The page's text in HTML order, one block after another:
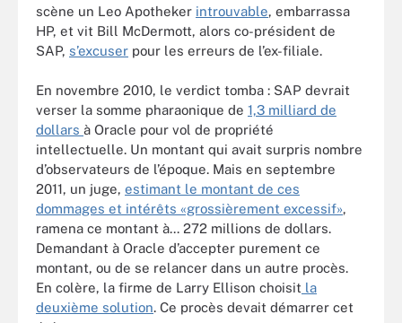
scène un Leo Apotheker introuvable, embarrassa
HP, et vit Bill McDermott, alors co-président de
SAP, s’excuser pour les erreurs de l’ex-filiale.
En novembre 2010, le verdict tomba : SAP devrait
verser la somme pharaonique de 1,3 milliard de
dollars à Oracle pour vol de propriété
intellectuelle. Un montant qui avait surpris nombre
d’observateurs de l’époque. Mais en septembre
2011, un juge, estimant le montant de ces
dommages et intérêts «grossièrement excessif»,
ramena ce montant à... 272 millions de dollars.
Demandant à Oracle d’accepter purement ce
montant, ou de se relancer dans un autre procès.
En colère, la firme de Larry Ellison choisit la
deuxième solution. Ce procès devait démarrer cet